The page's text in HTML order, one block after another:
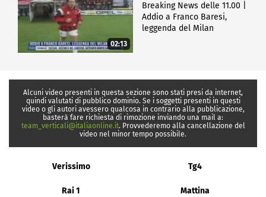
02:13
Breaking News delle 11.00 |
Addio a Franco Baresi,
leggenda del Milan
Alcuni video presenti in questa sezione sono stati presi da internet,
quindi valutati di pubblico dominio. Se i soggetti presenti in questi
video o gli autori avessero qualcosa in contrario alla pubblicazione,
basterà fare richiesta di rimozione inviando una mail a:
team_verticali@italiaonline.it. Provvederemo alla cancellazione del
video nel minor tempo possibile.
Verissimo Tg4
Rai 1 Mattina